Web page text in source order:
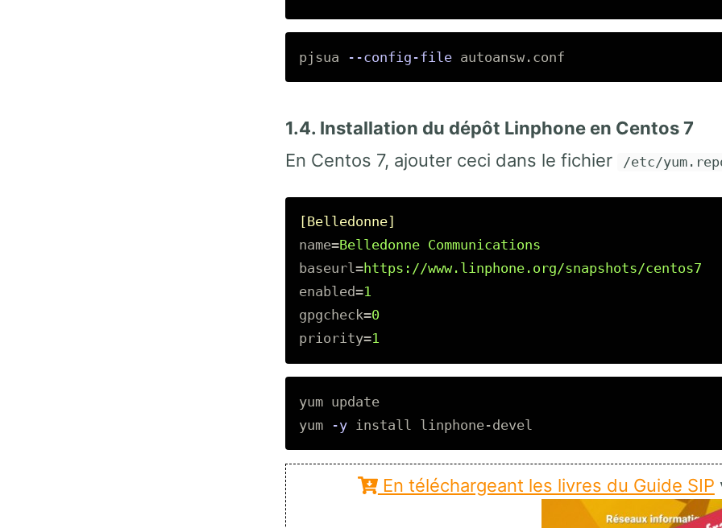
pjsua --config-file
1.4. Installation du dépôt Linphone en Centos 7
En Centos 7, ajouter ceci dans le fichier
/etc/
[Belledonne]
name=Belledonne Communications
baseurl=https://www.linphone.org/snapshots/centos7
enabled=1
gpgcheck=0
priority=1
yum update
yum
-y install
En téléchargeant les livres du Guide SIP